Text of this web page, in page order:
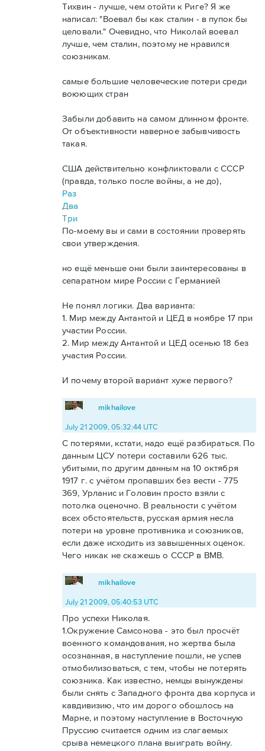
Тихвин - лучше, чем отойти к Риге? Я же
написал: "Воевал бы как сталин - в пупок бы
целовали." Очевидно, что Николай воевал
лучше, чем сталин, поэтому не нравился
союзникам.
самые большие человеческие потери среди
воюющих стран
Забыли добавить на самом длинном фронте.
От объективности наверное забывчивость
такая.
США действительно конфликтовали с СССР
(правда, только после войны, а не до),
Раз
Два
Три
По-моему вы и сами в состоянии проверять
свои утверждения.
но ещё меньше они были заинтересованы в
сепаратном мире России с Германией
Не понял логики. Два варианта:
1. Мир между Антантой и ЦЕД в ноябре 17 при
участии России.
2. Мир между Антантой и ЦЕД осенью 18 без
участия России.
И почему второй вариант хуже первого?
mikhailove
July 21 2009, 05:32:44 UTC
С потерями, кстати, надо ещё разбираться. По
данным ЦСУ потери составили 626 тыс.
убитыми, по другим данным на 10 октября
1917 г. с учётом пропавших без вести - 775
369, Урланис и Головин просто взяли с
потолка оценочно. В реальности с учётом
всех обстоятельств, русская армия несла
потери на уровне противника и союзников,
если даже исходить из завышенных оценок.
Чего никак не скажешь о СССР в ВМВ.
mikhailove
July 21 2009, 05:40:53 UTC
Про успехи Николая.
1.Окружение Самсонова - это был просчёт
военного командования, но жертва была
осознанная, в наступление пошли, не успев
отмобилизоваться, с тем, чтобы не потерять
союзника. Как известно, немцы вынуждены
были снять с Западного фронта два корпуса и
кавдивизию, что им дорого обошлось на
Марне, и поэтому наступление в Восточную
Пруссию считается одним из слагаемых
срыва немецкого плана выиграть войну.